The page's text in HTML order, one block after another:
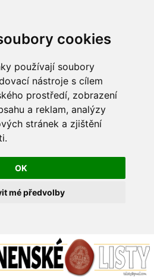
cookies
používají soubory
nástroje s cílem
prostředí, zobrazení
a reklam, analýzy
stránek a zjištění
OK
mé předvolby